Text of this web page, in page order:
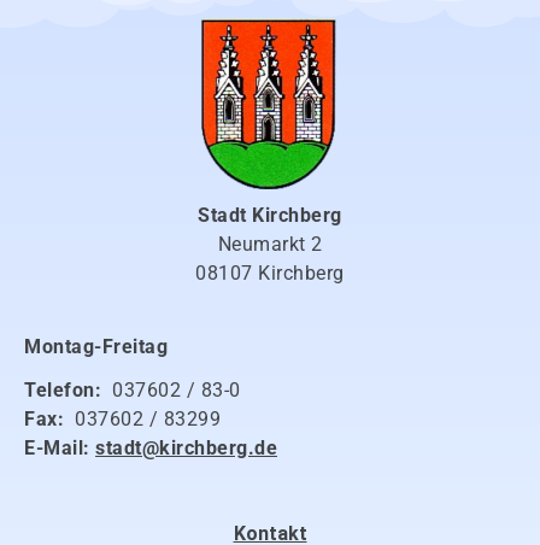
Stadt Kirchberg
Neumarkt 2
08107 Kirchberg
Montag-Freitag
Telefon: 037602 / 83-0
Fax: 037602 / 83299
E-Mail: stadt@kirchberg.de
Kontakt